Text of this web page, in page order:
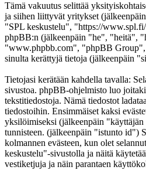
Tämä vakuutus selittää
ja siihen liittyvät yritykset
"SPL keskustelu", "https://
phpBB:n (jälkeenpäin "he", "heitä",
"www.phpbb.com", "phpBB
sinulta kerättyjä tietoja (jälkeenpäin
Tietojasi kerätään kahdella tavalla:
sivustoa. phpBB-ohjelmisto luo
tekstitiedostoja. Nämä tiedostot
tiedostoihin. Ensimmäiset kaksi
yksilöimiseksi (jälkeenpäin
tunnisteen. (jälkeenpäin "istunto id")
kolmannen evästeen, kun olet
keskustelu"-sivustolla ja näitä
vestiketjuja ja näin parantaen